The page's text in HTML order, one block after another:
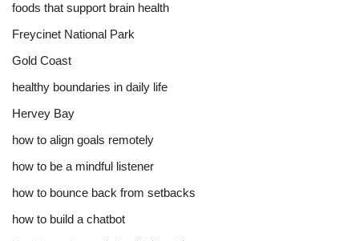
foods that support brain health
Freycinet National Park
Gold Coast
healthy boundaries in daily life
Hervey Bay
how to align goals remotely
how to be a mindful listener
how to bounce back from setbacks
how to build a chatbot